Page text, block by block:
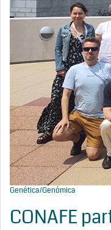
Genética/Genómica
CONAFE